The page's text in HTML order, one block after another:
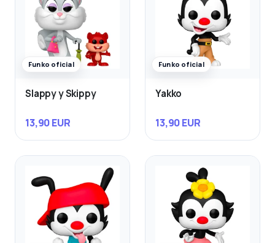
Funko oficial
Slappy y Skippy
13,90 EUR
Funko oficial
Yakko
13,90 EUR